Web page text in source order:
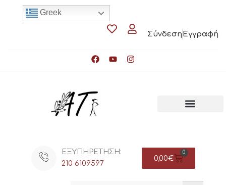
Σύνδεση Εγγραφή
Greek
ΕΞΥΠΗΡΕΤΗΣΗ:
210 6109597
0,00€
0